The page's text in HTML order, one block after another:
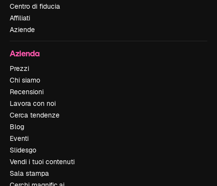
Centro di fiducia
Affiliati
Aziende
Azienda
Prezzi
Chi siamo
Recensioni
Lavora con noi
Cerca tendenze
Blog
Eventi
Slidesgo
Vendi i tuoi contenuti
Sala stampa